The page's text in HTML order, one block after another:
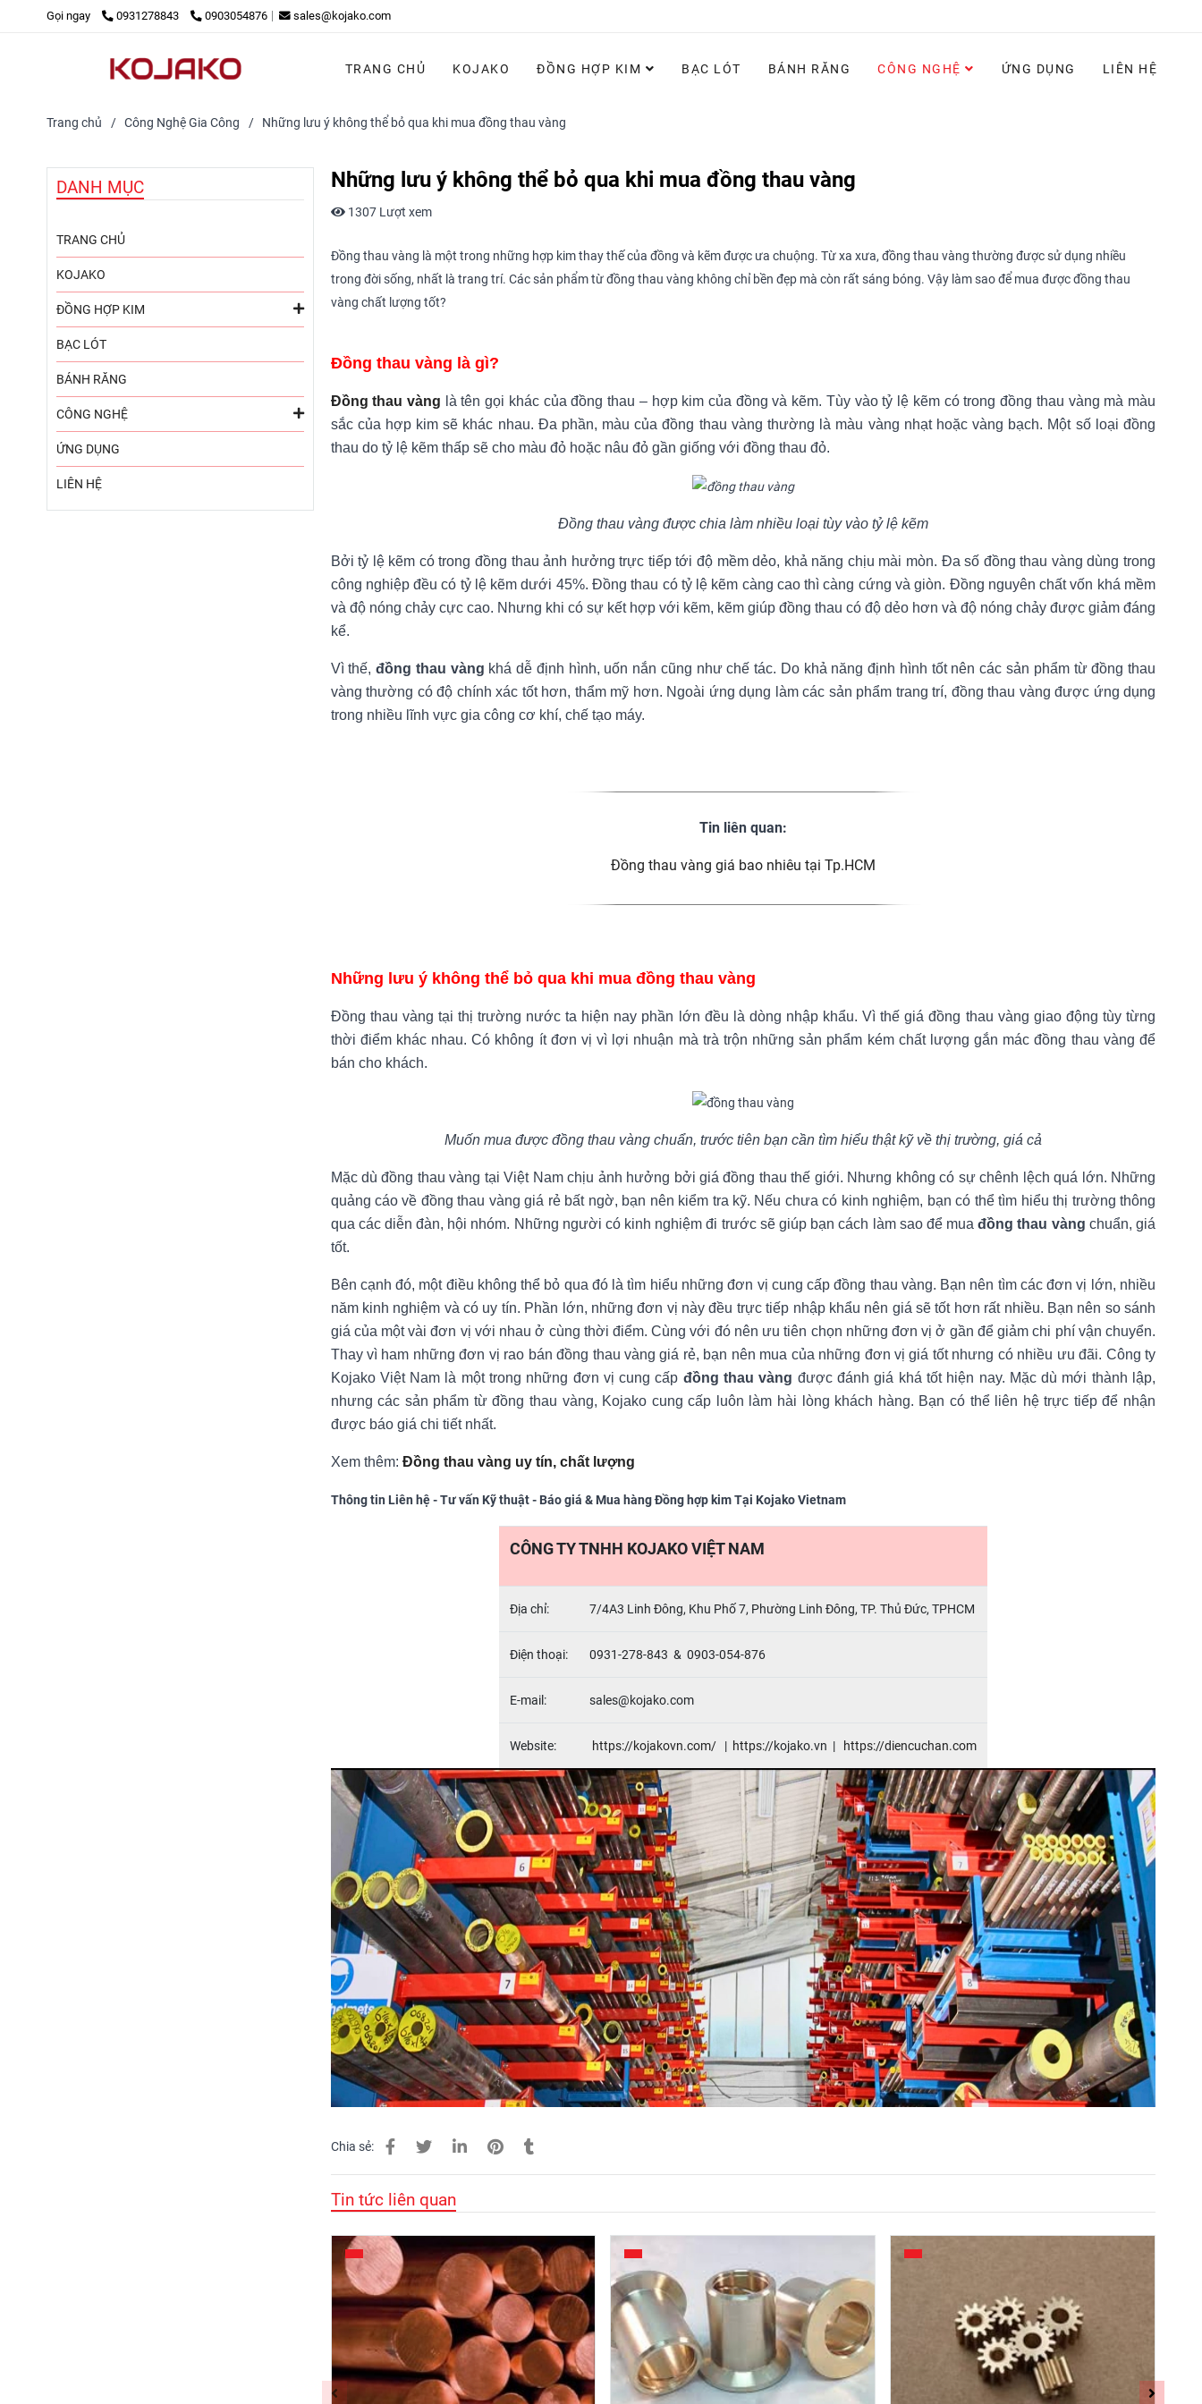
Gọi ngay 0931278843 0903054876 sales@kojako.com
TRANG CHỦ KOJAKO ĐỒNG HỢP KIM BẠC LÓT BÁNH RĂNG CÔNG NGHỆ ỨNG DỤNG LIÊN HỆ
Trang chủ / Công Nghệ Gia Công / Những lưu ý không thể bỏ qua khi mua đồng thau vàng
Những lưu ý không thể bỏ qua khi mua đồng thau vàng
1307 Lượt xem
Đồng thau vàng là một trong những hợp kim thay thế của đồng và kẽm được ưa chuộng. Từ xa xưa, đồng thau vàng thường được sử dụng nhiều
trong đời sống, nhất là trang trí. Các sản phẩm từ đồng thau vàng không chỉ bền đẹp mà còn rất sáng bóng. Vậy làm sao để mua được đồng thau
vàng chất lượng tốt?
Đồng thau vàng là gì?
Đồng thau vàng là tên gọi khác của đồng thau – hợp kim của đồng và kẽm. Tùy vào tỷ lệ kẽm có trong đồng thau vàng mà màu
sắc của hợp kim sẽ khác nhau. Đa phần, màu của đồng thau vàng thường là màu vàng nhạt hoặc vàng bạch. Một số loại đồng
thau do tỷ lệ kẽm thấp sẽ cho màu đỏ hoặc nâu đỏ gần giống với đồng thau đỏ.
Đồng thau vàng được chia làm nhiều loại tùy vào tỷ lệ kẽm
Bởi tỷ lệ kẽm có trong đồng thau ảnh hưởng trực tiếp tới độ mềm dẻo, khả năng chịu mài mòn. Đa số đồng thau vàng dùng trong
công nghiệp đều có tỷ lệ kẽm dưới 45%. Đồng thau có tỷ lệ kẽm càng cao thì càng cứng và giòn. Đồng nguyên chất vốn khá mềm
và độ nóng chảy cực cao. Nhưng khi có sự kết hợp với kẽm, kẽm giúp đồng thau có độ dẻo hơn và độ nóng chảy được giảm đáng
kể.
Vì thế,đồng thau vàng khá dễ định hình, uốn nắn cũng như chế tác. Do khả năng định hình tốt nên các sản phẩm từ đồng thau
vàng thường có độ chính xác tốt hơn, thẩm mỹ hơn. Ngoài ứng dụng làm các sản phẩm trang trí, đồng thau vàng được ứng dụng
trong nhiều lĩnh vực gia công cơ khí, chế tạo máy.
Tin liên quan:
Đồng thau vàng giá bao nhiêu tại Tp.HCM
Những lưu ý không thể bỏ qua khi mua đồng thau vàng
Đồng thau vàng tại thị trường nước ta hiện nay phần lớn đều là dòng nhập khẩu. Vì thế giá đồng thau vàng giao động tùy từng
thời điểm khác nhau. Có không ít đơn vị vì lợi nhuận mà trà trộn những sản phẩm kém chất lượng gắn mác đồng thau vàng để
bán cho khách.
Muốn mua được đồng thau vàng chuẩn, trước tiên bạn cần tìm hiểu thật kỹ về thị trường, giá cả
Mặc dù đồng thau vàng tại Việt Nam chịu ảnh hưởng bởi giá đồng thau thế giới. Nhưng không có sự chênh lệch quá lớn. Những
quảng cáo về đồng thau vàng giá rẻ bất ngờ, bạn nên kiểm tra kỹ. Nếu chưa có kinh nghiệm, bạn có thể tìm hiểu thị trường thông
qua các diễn đàn, hội nhóm. Những người có kinh nghiệm đi trước sẽ giúp bạn cách làm sao để muađồng thau vàng chuẩn, giá
tốt.
Bên cạnh đó, một điều không thể bỏ qua đó là tìm hiểu những đơn vị cung cấp đồng thau vàng. Bạn nên tìm các đơn vị lớn, nhiều
năm kinh nghiệm và có uy tín. Phần lớn, những đơn vị này đều trực tiếp nhập khẩu nên giá sẽ tốt hơn rất nhiều. Bạn nên so sánh
giá của một vài đơn vị với nhau ở cùng thời điểm. Cùng với đó nên ưu tiên chọn những đơn vị ở gần để giảm chi phí vận chuyển.
Thay vì ham những đơn vị rao bán đồng thau vàng giá rẻ, bạn nên mua của những đơn vị giá tốt nhưng có nhiều ưu đãi. Công ty
Kojako Việt Nam là một trong những đơn vị cung cấp đồng thau vàng được đánh giá khá tốt hiện nay. Mặc dù mới thành lập,
nhưng các sản phẩm từ đồng thau vàng, Kojako cung cấp luôn làm hài lòng khách hàng. Bạn có thể liên hệ trực tiếp để nhận
được báo giá chi tiết nhất.
Xem thêm: Đồng thau vàng uy tín, chất lượng
Thông tin Liên hệ - Tư vấn Kỹ thuật - Báo giá & Mua hàng Đồng hợp kim Tại Kojako Vietnam
CÔNG TY TNHH KOJAKO VIỆT NAM
Địa chỉ: 7/4A3 Linh Đông, Khu Phố 7, Phường Linh Đông, TP. Thủ Đức, TPHCM
Điện thoại: 0931-278-843 & 0903-054-876
E-mail: sales@kojako.com
Website: https://kojakovn.com/| https://kojako.vn | https://diencuchan.com
Chia sẻ:
Tin tức liên quan
DANH MỤC
TRANG CHỦ
KOJAKO
ĐỒNG HỢP KIM
BẠC LÓT
BÁNH RĂNG
CÔNG NGHỆ
ỨNG DỤNG
LIÊN HỆ